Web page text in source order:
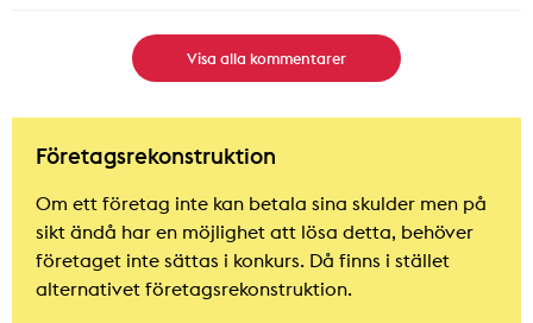
Visa alla kommentarer
Företagsrekonstruktion
Om ett företag inte kan betala sina skulder men på
sikt ändå har en möjlighet att lösa detta, behöver
företaget inte sättas i konkurs. Då finns i stället
alternativet företagsrekonstruktion.